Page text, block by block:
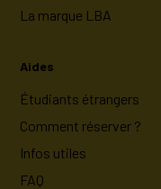
La marque LBA
Aides
Étudiants étrangers
Comment réserver ?
Infos utiles
FAQ